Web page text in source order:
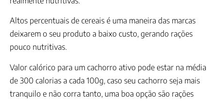
Altos percentuais de cereais é uma maneira das marcas
deixarem o seu produto a baixo custo, gerando rações
pouco nutritivas.
Valor calórico para um cachorro ativo pode estar na média
de 300 calorias a cada 100g, caso seu cachorro seja mais
tranquilo e não corra tanto, uma boa opção são rações